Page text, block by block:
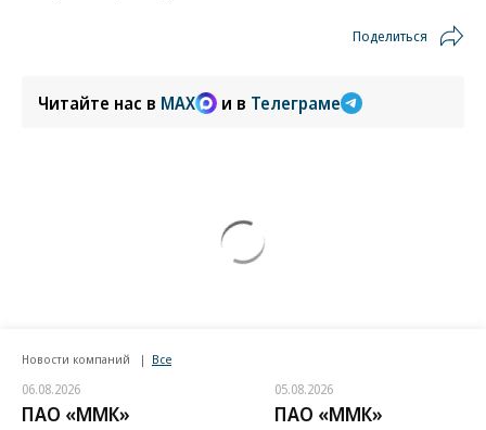
Поделиться
Читайте нас в MAX и в Телеграме
Новости компаний Все
06.08.2026
ПАО «ММК»
05.08.2026
ПАО «ММК»